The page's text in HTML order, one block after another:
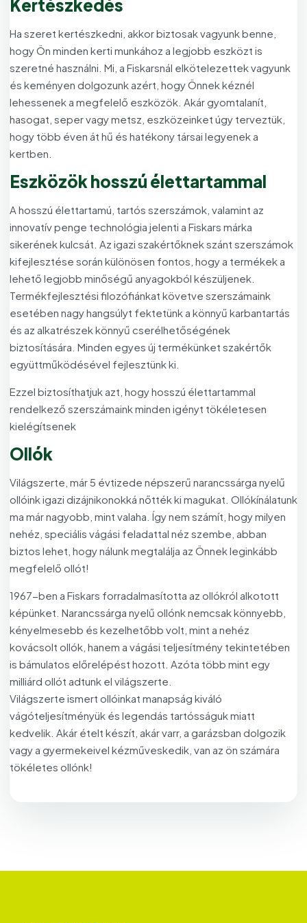
Kertészkedés
Ha szeret kertészkedni, akkor biztosak vagyunk benne,
hogy Ön minden kerti munkához a legjobb eszközt is
szeretné használni. Mi, a Fiskarsnál elkötelezettek vagyunk
és keményen dolgozunk azért, hogy Önnek kéznél
lehessenek a megfelelő eszközök. Akár gyomtalanít,
hasogat, seper vagy metsz, eszközeinket úgy terveztük,
hogy több éven át hű és hatékony társai legyenek a
kertben.
Eszközök hosszú élettartammal
A hosszú élettartamú, tartós szerszámok, valamint az
innovatív penge technológia jelenti a Fiskars márka
sikerének kulcsát. Az igazi szakértőknek szánt szerszámok
kifejlesztése során különösen fontos, hogy a termékek a
lehető legjobb minőségű anyagokból készüljenek.
Termékfejlesztési filozófiánkat követve szerszámaink
esetében nagy hangsúlyt fektetünk a könnyű karbantartás
és az alkatrészek könnyű cserélhetőségének
biztosítására. Minden egyes új termékünket szakértők
együttműködésével fejlesztünk ki.
Ezzel biztosíthatjuk azt, hogy hosszú élettartammal
rendelkező szerszámaink minden igényt tökéletesen
kielégítsenek
Ollók
Világszerte, már 5 évtizede népszerű narancssárga nyelű
ollóink igazi dizájnikonokká nőtték ki magukat. Ollókínálatunk
ma már nagyobb, mint valaha. Így nem számít, hogy milyen
nehéz, speciális vágási feladattal néz szembe, abban
biztos lehet, hogy nálunk megtalálja az Önnek leginkább
megfelelő ollót!
1967-ben a Fiskars forradalmasította az ollókról alkotott
képünket. Narancssárga nyelű ollónk nemcsak könnyebb,
kényelmesebb és kezelhetőbb volt, mint a nehéz
kovácsolt ollók, hanem a vágási teljesítmény tekintetében
is bámulatos előrelépést hozott. Azóta több mint egy
milliárd ollót adtunk el világszerte.
Világszerte ismert ollóinkat manapság kiváló
vágóteljesítményük és legendás tartósságuk miatt
kedvelik. Akár ételt készít, akár varr, a garázsban dolgozik
vagy a gyermekeivel kézműveskedik, van az ön számára
tökéletes ollónk!